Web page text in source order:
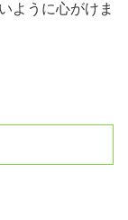
ように心がけま